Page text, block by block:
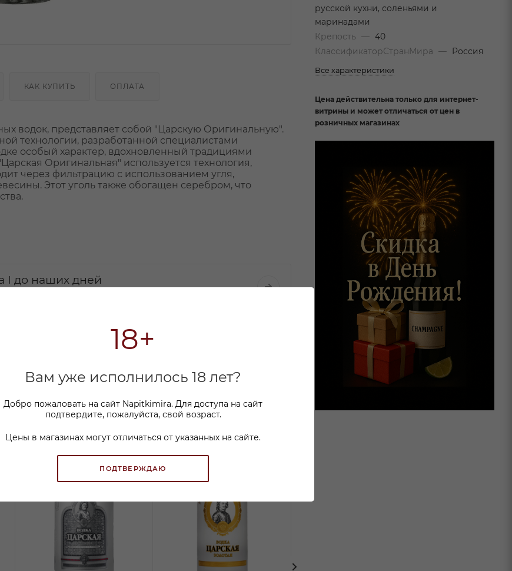
18+
Вам уже исполнилось 18 лет?
Добро пожаловать на сайт Napitkimira. Для доступа на сайт
подтвердите, пожалуйста, свой возраст.
Цены в магазинах могут отличаться от указанных на сайте.
ПОДТВЕРЖДАЮ
КАК КУПИТЬ ОПЛАТА
водок, представляет собой "Царскую Оригинальную".
технологии, разработанной специалистами
особый характер, вдохновленный традициями
Оригинальная" используется технология,
через фильтрацию с использованием угля,
Этот уголь также обогащен серебром, что
I до наших дней
русской кухни, соленьями и
маринадами
Крепость
— 40
КлассификаторСтранМира
— Россия
Все характеристики
Цена действительна только для интернет-
витрины и может отличаться от цен в
розничных магазинах